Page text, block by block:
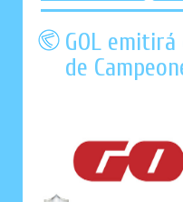
GOL
de